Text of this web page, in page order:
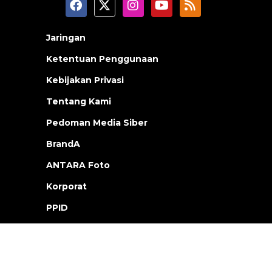
Jaringan
Ketentuan Penggunaan
Kebijakan Privasi
Tentang Kami
Pedoman Media Siber
BrandA
ANTARA Foto
Korporat
PPID